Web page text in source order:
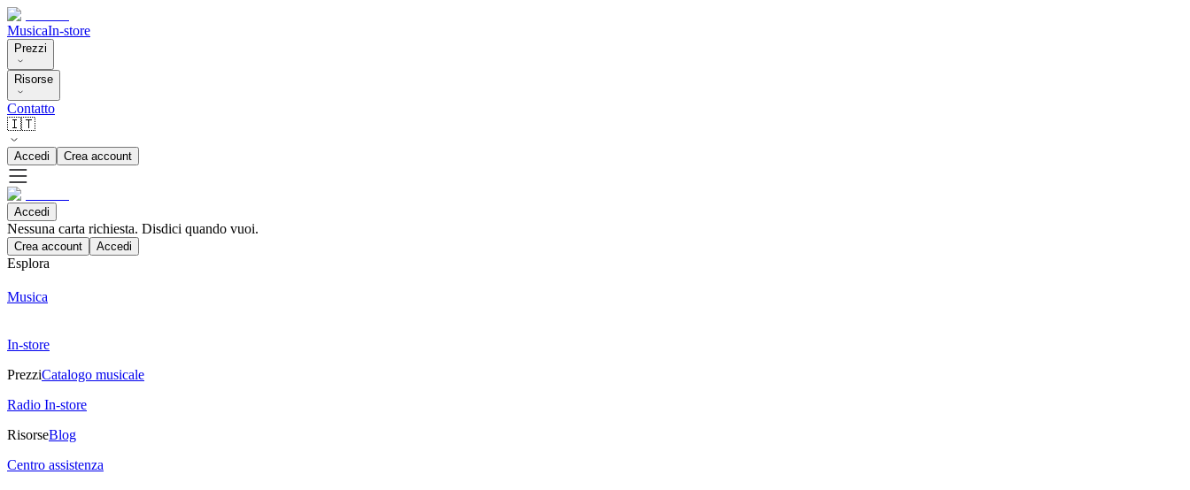
MusicaIn-store
Prezzi
Risorse
Contatto
🇮🇹
Accedi Crea account
Accedi
Nessuna carta richiesta. Disdici quando vuoi.
Crea account Accedi
Esplora
Musica
In-store
PrezziCatalogo musicale
Radio In-store
RisorseBlog
Centro assistenza